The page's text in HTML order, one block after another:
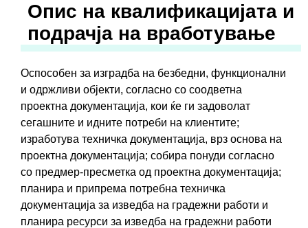
Oпис на квалификацијата и
подрачја на вработување
Оспособен за изградба на безбедни, функционални
и одржливи објекти, согласно со соодветна
проектна документација, кои ќе ги задоволат
сегашните и идните потреби на клиентите;
изработува техничка документација, врз основа на
проектна документација; собира понуди согласно
со предмер-пресметка од проектна документација;
планира и припрема потребна техничка
документација за изведба на градежни работи и
планира ресурси за изведба на градежни работи